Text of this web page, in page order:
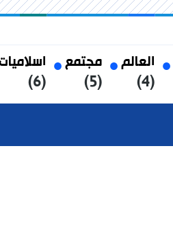
العالم
(4)
مجتمع
(5)
(6)